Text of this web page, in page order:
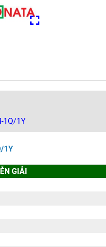
1Q/1Y
1Y
GIẢI